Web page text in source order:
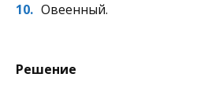
Овеенный.
Решение